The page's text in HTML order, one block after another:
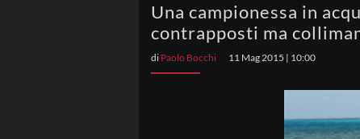
Una campionessa in
contrapposti ma
di Paolo Bocchi 11 Mag 2015 | 10:00